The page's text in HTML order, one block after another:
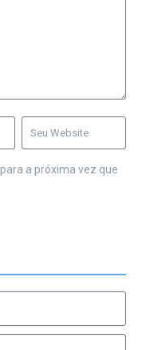
a próxima vez que